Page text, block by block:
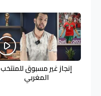
إنجاز غير مسبوق للمنتخب
المغربي